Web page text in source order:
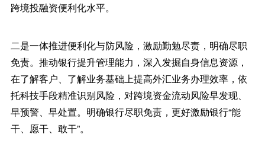
跨境投融资便利化水平。
二是一体推进便利化与防风险，激励勤勉尽责，明确尽职
免责。推动银行提升管理能力，深入发掘自身信息资源，
在了解客户、了解业务基础上提高外汇业务办理效率，依
托科技手段精准识别风险，对跨境资金流动风险早发现、
早预警、早处置。明确银行尽职免责，更好激励银行“能
干、愿干、敢干”。